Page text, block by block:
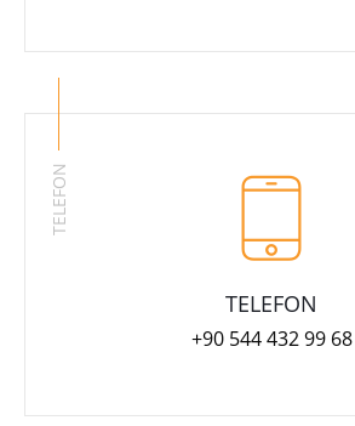
TELEFON
TELEFON
+90 544 432 99 68